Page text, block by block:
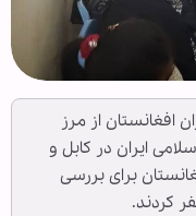
از مرز
ایران در کابل و
برای بررسی
کردند.